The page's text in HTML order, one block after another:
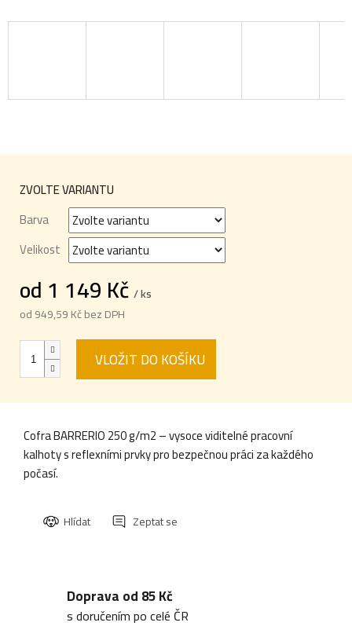
ZVOLTE VARIANTU
Barva
Velikost
od1 149 Kč / ks
od949,59 Kčbez DPH
cena:
VLOŽIT DO KOŠÍKU
Cofra BARRERIO 250 g/m2 – vysoce viditelné pracovní
kalhoty s reflexními prvky pro bezpečnou práci za každého
počasí.
Zeptat se
Hlídat
Doprava od 85 Kč
s doručením po celé ČR